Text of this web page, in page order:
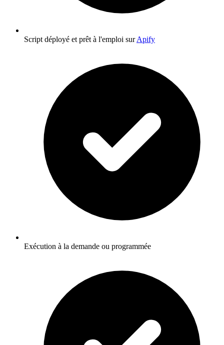
Script déployé et prêt à l'emploi surApify
Exécution à la demande ou programmée